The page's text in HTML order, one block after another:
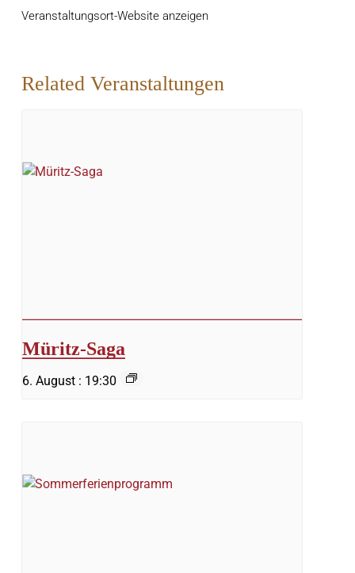
Veranstaltungsort-Website anzeigen
Related Veranstaltungen
Müritz-Saga
6. August : 19:30